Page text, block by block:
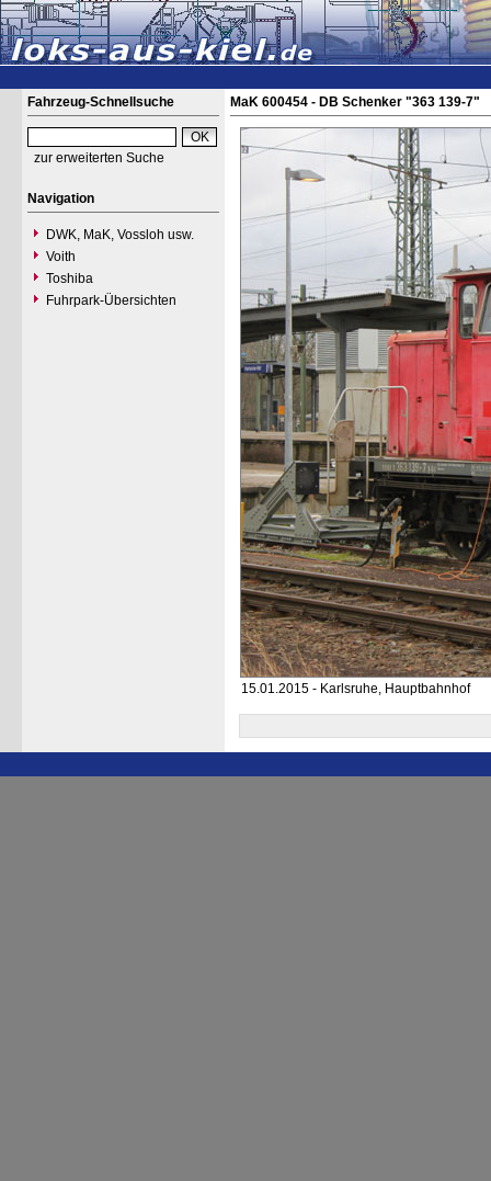
Fahrzeug-Schnellsuche
zur erweiterten Suche
Navigation
DWK, MaK, Vossloh usw.
Voith
Toshiba
Fuhrpark-Übersichten
MaK 600454 - DB Schenker "363 139-7"
15.01.2015 - Karlsruhe, Hauptbahnhof